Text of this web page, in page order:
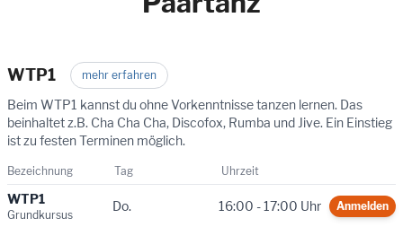
WTP1 mehr erfahren
Beim WTP1 kannst du ohne Vorkenntnisse tanzen lernen. Das
beinhaltet z.B. Cha Cha Cha, Discofox, Rumba und Jive. Ein Einstieg
ist zu festen Terminen möglich.
Bezeichnung Tag Uhrzeit
WTP1
Grundkursus
Do. 16:00 - 17:00 Uhr Anmelden